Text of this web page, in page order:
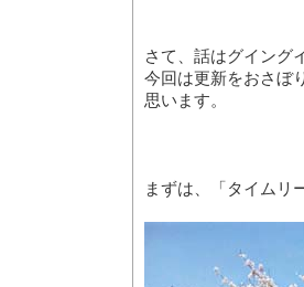
さて、話はグイング
今回は更新をおさぼ
思います。
まずは、「タイムリ